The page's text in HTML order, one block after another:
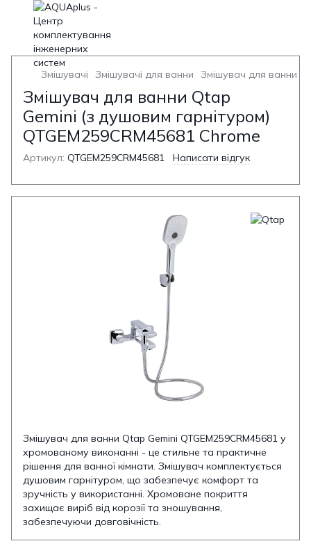
Змішувачі Змішувачі для ванни Змішувач для ванни з
Змішувач для ванни Qtap
Gemini (з душовим гарнітуром)
QTGEM259CRM45681 Chrome
Артикул: QTGEM259CRM45681 Написати відгук
Змішувач для ванни Qtap Gemini QTGEM259CRM45681 у
хромованому виконанні - це стильне та практичне
рішення для ванної кімнати. Змішувач комплектується
душовим гарнітуром, що забезпечує комфорт та
зручність у використанні. Хромоване покриття
захищає виріб від корозії та зношування,
забезпечуючи довговічність.